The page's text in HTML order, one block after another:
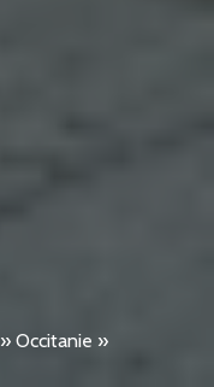
» Occitanie »